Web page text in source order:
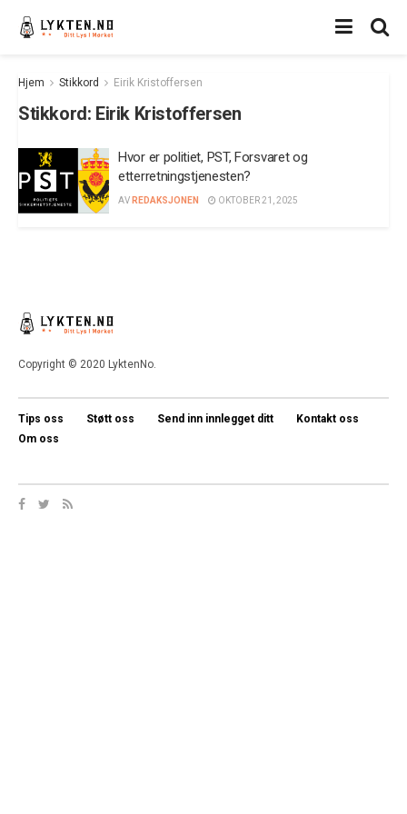
Hjem Stikkord Eirik Kristoffersen
Stikkord: Eirik Kristoffersen
Hvor er politiet, PST, Forsvaret og
etterretningstjenesten?
AV REDAKSJONEN OKTOBER 21, 2025
Copyright © 2020 LyktenNo.
Tips oss Støtt oss Send inn innlegget ditt
Kontakt oss
Om oss